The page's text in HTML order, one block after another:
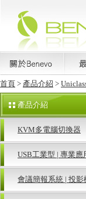
首頁 > 產品介紹 >
產品介紹
KVM多電腦切換器
USB工業型 | 專業應
會議簡報系統 | 投影